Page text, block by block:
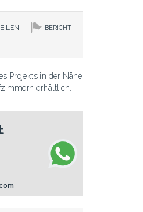
BERICHT
Projekts in der Nähe
erhältlich.